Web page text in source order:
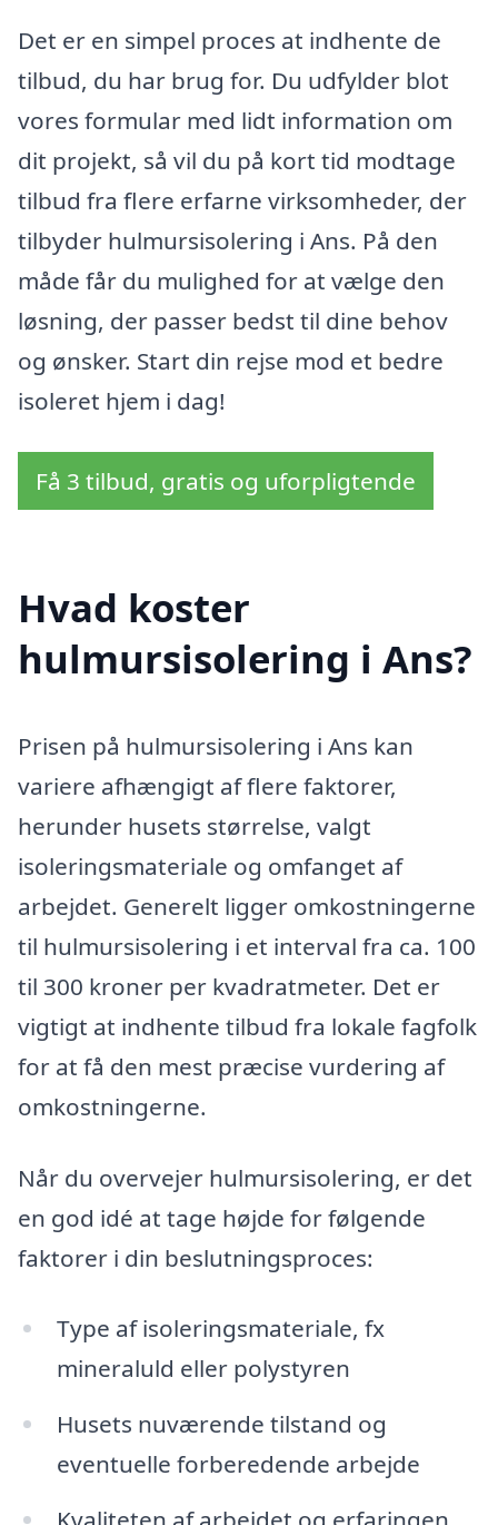
Det er en simpel proces at indhente de
tilbud, du har brug for. Du udfylder blot
vores formular med lidt information om
dit projekt, så vil du på kort tid modtage
tilbud fra flere erfarne virksomheder, der
tilbyder hulmursisolering i Ans. På den
måde får du mulighed for at vælge den
løsning, der passer bedst til dine behov
og ønsker. Start din rejse mod et bedre
isoleret hjem i dag!
Få 3 tilbud, gratis og uforpligtende
Hvad koster
hulmursisolering i Ans?
Prisen på hulmursisolering i Ans kan
variere afhængigt af flere faktorer,
herunder husets størrelse, valgt
isoleringsmateriale og omfanget af
arbejdet. Generelt ligger omkostningerne
til hulmursisolering i et interval fra ca. 100
til 300 kroner per kvadratmeter. Det er
vigtigt at indhente tilbud fra lokale fagfolk
for at få den mest præcise vurdering af
omkostningerne.
Når du overvejer hulmursisolering, er det
en god idé at tage højde for følgende
faktorer i din beslutningsproces:
Type af isoleringsmateriale, fx
mineraluld eller polystyren
Husets nuværende tilstand og
eventuelle forberedende arbejde